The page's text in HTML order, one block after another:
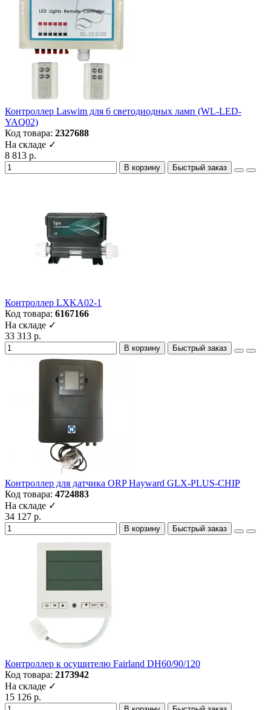
Контроллер Laswim для 6 светодиодных ламп (WL-LED-
YAQ02)
Код товара: 2327688
На складе ✓
8 813 р.
В корзину Быстрый заказ
Контроллер LXKA02-1
Код товара: 6167166
На складе ✓
33 313 р.
В корзину Быстрый заказ
Контроллер для датчика ORP Hayward GLX-PLUS-CHIP
Код товара: 4724883
На складе ✓
34 127 р.
В корзину Быстрый заказ
Контроллер к осушителю Fairland DH60/90/120
Код товара: 2173942
На складе ✓
15 126 р.